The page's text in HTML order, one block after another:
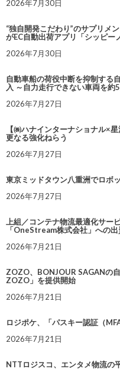
2026年7月30日
“独自開発こだわり”のサプリメ
がEC自動出荷アプリ「シッピー
2026年7月30日
自動車船の荷役中断を抑制する
入 ～自力走行できない車両を約
2026年7月27日
【㈱ハナインターナショナル×
更なる強化ねらう
2026年7月27日
東京ミッドタウン八重洲でロボ
2026年7月27日
上組／コンテナ物流最適化サー
「OneStream株式会社」への
2026年7月21日
ZOZO、BONJOUR SAGANの
ZOZO」を提供開始
2026年7月21日
ロジポケ、「パスキー認証（
2026年7月21日
NTTロジスコ、エンタメ物流